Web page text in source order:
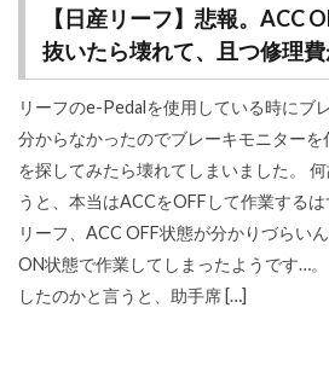
【日産リーフ】悲報。ACC
抜いたら壊れて、且つ修理
リーフのe-Pedalを使用している時にブ
分からなかったのでブレーキモニターを
を探してみたら壊れてしまいました。
うと、本当はACCをOFFして作業する
リーフ、ACC OFF状態が分かりづらい
ON状態で作業してしまったようです…
したのかと言うと、助手席 […]